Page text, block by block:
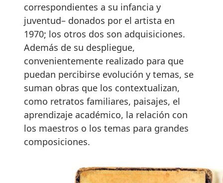
correspondientes a su infancia y
juventud– donados por el artista en
1970; los otros dos son adquisiciones.
Además de su despliegue,
convenientemente realizado para que
puedan percibirse evolución y temas, se
suman obras que los contextualizan,
como retratos familiares, paisajes, el
aprendizaje académico, la relación con
los maestros o los temas para grandes
composiciones.